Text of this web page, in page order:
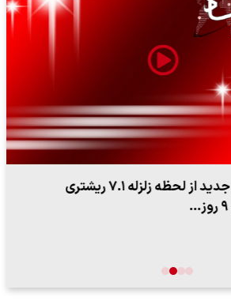
ببینید| ویدئویی جدید از لحظه زلزله ۷.۱ ریشتری